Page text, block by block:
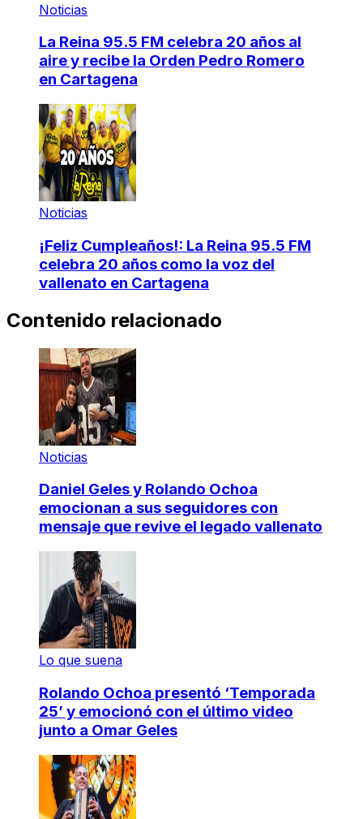
Noticias
La Reina 95.5 FM celebra 20 años al
aire y recibe la Orden Pedro Romero
en Cartagena
Noticias
¡Feliz Cumpleaños!: La Reina 95.5 FM
celebra 20 años como la voz del
vallenato en Cartagena
Contenido relacionado
Noticias
Daniel Geles y Rolando Ochoa
emocionan a sus seguidores con
mensaje que revive el legado vallenato
Lo que suena
Rolando Ochoa presentó ‘Temporada
25’ y emocionó con el último video
junto a Omar Geles